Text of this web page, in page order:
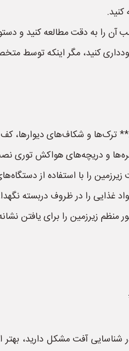
را به دقت مطالعه کنید و
کنید، مگر اینکه توسط
و شکاف‌های دیوارها، کف و
و دریچه‌های هواکش توری
را با استفاده از
را در ظروف دربسته
زیرزمین را برای یافتن
شناسایی آفت مشکل دارید،